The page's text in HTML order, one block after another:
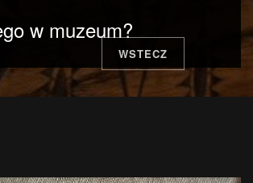
日本語
w muzeum?
WSTECZ